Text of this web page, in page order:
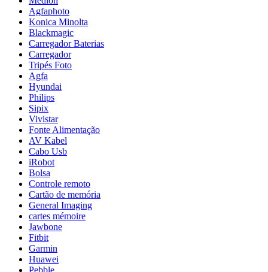
Agfaphoto
Konica Minolta
Blackmagic
Carregador Baterias
Carregador
Tripés Foto
Agfa
Hyundai
Philips
Sipix
Vivistar
Fonte Alimentação
AV Kabel
Cabo Usb
iRobot
Bolsa
Controle remoto
Cartão de memória
General Imaging
cartes mémoire
Jawbone
Fitbit
Garmin
Huawei
Pebble